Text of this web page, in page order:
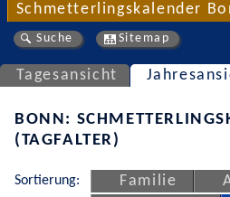
Schmetterlingskalender
Suche Sitemap
Tagesansicht
BONN:
(TAGFALTER)
Sortierung: Familie